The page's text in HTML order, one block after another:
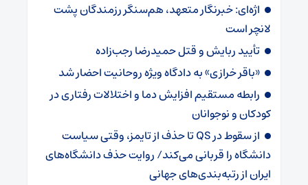
اژه‌ای: خبرنگار متعهد، هم‌سنگر رزمندگان پشت
لانچر است
تأیید ربایش و قتل حمیدرضا رجب‌زاده
«باقر خرازی» به دادگاه ویژه روحانیت احضار شد
رابطه مستقیم افزایش دما و اختلالات رفتاری در
کودکان و نوجوانان
از سقوط در QS تا حذف از تایمز، وقتی سیاست
دانشگاه را قربانی می‌کند/ روایت حذف دانشگاه‌های
ایران از رتبه‌بندی‌های جهانی